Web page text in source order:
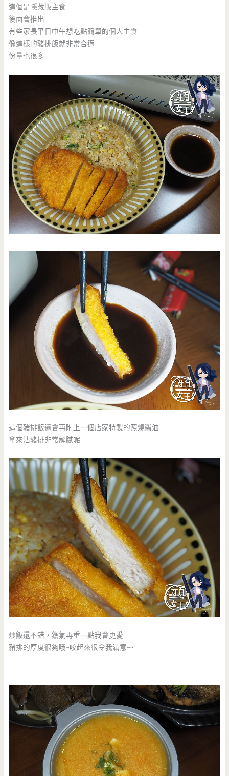
這個是隱藏版主食
後面會推出
有些家長平日中午想吃點簡單的個人主食
像這樣的豬排飯就非常合適
份量也很多
這個豬排飯還會再附上一個店家特製的照燒醬油
拿來沾豬排非常解膩呢
炒飯還不錯，鑊氣再重一點我會更愛
豬排的厚度很夠哦~咬起來很令我滿意~~